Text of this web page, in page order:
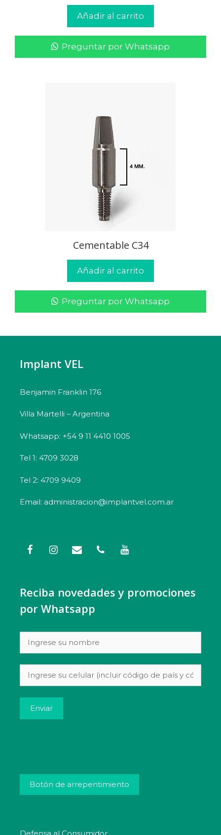
Añadir al carrito
Preguntar por Whatsapp
Cementable C34
Añadir al carrito
Preguntar por Whatsapp
Implant VEL
Benjamin Franklin 176
Villa Martelli – Argentina
Whatsapp: +54 9 11 4410 1005
Tel 1: 4709 3028
Tel 2: 4709 9409
Email: administracion@implantvel.com.ar
Reciba novedades y promociones
por Whatsapp
Botón de arrepentimiento